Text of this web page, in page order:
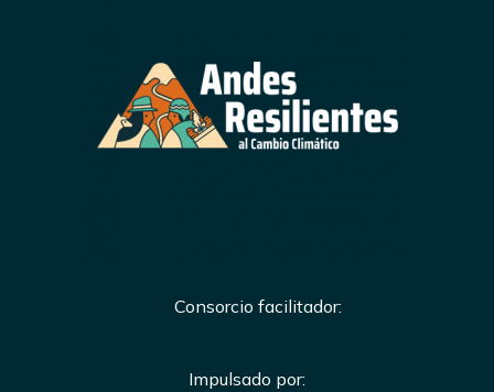
Consorcio facilitador:
Impulsado por: